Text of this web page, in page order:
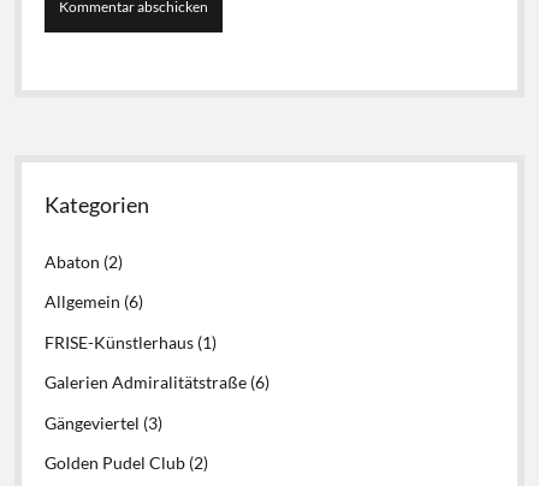
Seitenleiste
Kategorien
Abaton (2)
Allgemein (6)
FRISE-Künstlerhaus (1)
Galerien Admiralitätstraße (6)
Gängeviertel (3)
Golden Pudel Club (2)